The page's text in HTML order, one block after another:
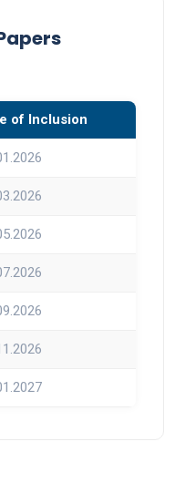
of Inclusion